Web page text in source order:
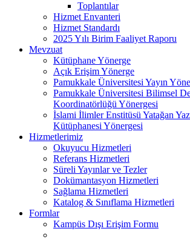
Toplantılar
Hizmet Envanteri
Hizmet Standardı
2025 Yılı Birim Faaliyet Raporu
Mevzuat
Kütüphane Yönerge
Açık Erişim Yönerge
Pamukkale Üniversitesi Yayın
Pamukkale Üniversitesi Bilimsel
Koordinatörlüğü Yönergesi
İslami İlimler Enstitüsü Yatağan
Kütüphanesi Yönergesi
Hizmetlerimiz
Okuyucu Hizmetleri
Referans Hizmetleri
Süreli Yayınlar ve Tezler
Dokümantasyon Hizmetleri
Sağlama Hizmetleri
Katalog & Sınıflama Hizmetleri
Formlar
Kampüs Dışı Erişim Formu